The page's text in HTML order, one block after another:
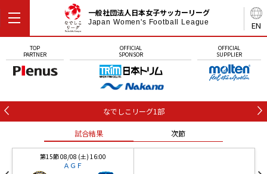
EN
一般社団法人日本女子サッカーリーグ
Japan Women's Football League
TOP
PARTNER
OFFICIAL
SPONSOR
OFFICIAL
SUPPLIER
なでしこリーグ1部
試合結果 次節
第15節 08/08 (土) 16:00
ＡＧＦ